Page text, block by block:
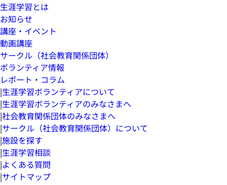
生涯学習とは
お知らせ
講座・イベント
動画講座
サークル（社会教育関係団体）
ボランティア情報
レポート・コラム
|生涯学習ボランティアについて
|生涯学習ボランティアのみなさまへ
|社会教育関係団体のみなさまへ
|サークル（社会教育関係団体）について
|施設を探す
|生涯学習相談
|よくある質問
|サイトマップ